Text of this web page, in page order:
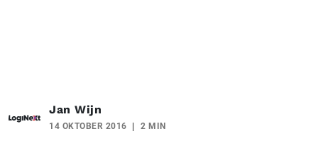
Jan Wijn
14 OKTOBER 2016 2 MIN